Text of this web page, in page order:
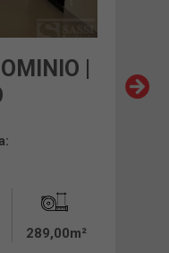
|
289,00m²